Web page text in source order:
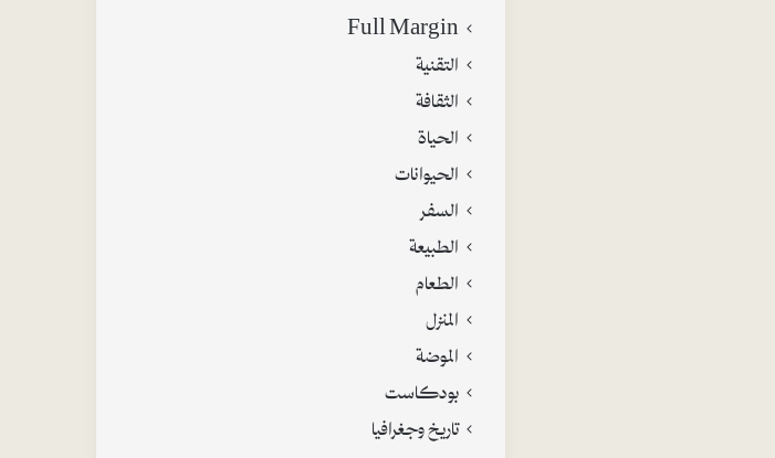
Full Margin
التقنية
الثقافة
الحياة
الحيوانات
السفر
الطبيعة
الطعام
المنزل
الموضة
بودكاست
تاريخ وجغرافيا